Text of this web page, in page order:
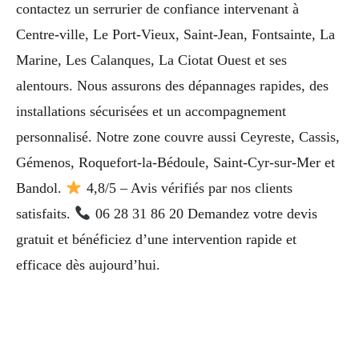
contactez un serrurier de confiance intervenant à
Centre-ville, Le Port-Vieux, Saint-Jean, Fontsainte, La
Marine, Les Calanques, La Ciotat Ouest et ses
alentours. Nous assurons des dépannages rapides, des
installations sécurisées et un accompagnement
personnalisé. Notre zone couvre aussi Ceyreste, Cassis,
Gémenos, Roquefort-la-Bédoule, Saint-Cyr-sur-Mer et
Bandol.
4,8/5 – Avis vérifiés par nos clients
satisfaits.
06 28 31 86 20 Demandez votre devis
gratuit et bénéficiez d’une intervention rapide et
efficace dès aujourd’hui.